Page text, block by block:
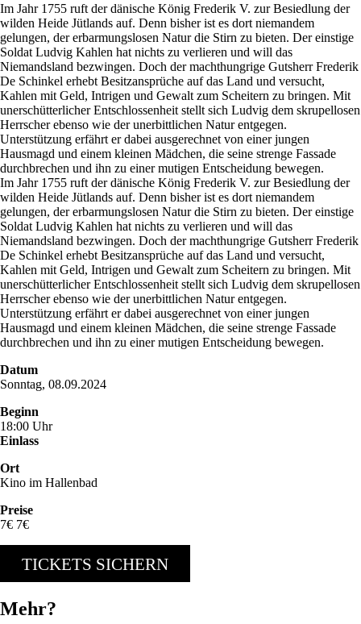
Im Jahr 1755 ruft der dänische König Frederik V. zur Besiedlung der
wilden Heide Jütlands auf. Denn bisher ist es dort niemandem
gelungen, der erbarmungslosen Natur die Stirn zu bieten. Der einstige
Soldat Ludvig Kahlen hat nichts zu verlieren und will das
Niemandsland bezwingen. Doch der machthungrige Gutsherr Frederik
De Schinkel erhebt Besitzansprüche auf das Land und versucht,
Kahlen mit Geld, Intrigen und Gewalt zum Scheitern zu bringen. Mit
unerschütterlicher Entschlossenheit stellt sich Ludvig dem skrupellosen
Herrscher ebenso wie der unerbittlichen Natur entgegen.
Unterstützung erfährt er dabei ausgerechnet von einer jungen
Hausmagd und einem kleinen Mädchen, die seine strenge Fassade
durchbrechen und ihn zu einer mutigen Entscheidung bewegen.
Im Jahr 1755 ruft der dänische König Frederik V. zur Besiedlung der
wilden Heide Jütlands auf. Denn bisher ist es dort niemandem
gelungen, der erbarmungslosen Natur die Stirn zu bieten. Der einstige
Soldat Ludvig Kahlen hat nichts zu verlieren und will das
Niemandsland bezwingen. Doch der machthungrige Gutsherr Frederik
De Schinkel erhebt Besitzansprüche auf das Land und versucht,
Kahlen mit Geld, Intrigen und Gewalt zum Scheitern zu bringen. Mit
unerschütterlicher Entschlossenheit stellt sich Ludvig dem skrupellosen
Herrscher ebenso wie der unerbittlichen Natur entgegen.
Unterstützung erfährt er dabei ausgerechnet von einer jungen
Hausmagd und einem kleinen Mädchen, die seine strenge Fassade
durchbrechen und ihn zu einer mutigen Entscheidung bewegen.
Datum
Sonntag, 08.09.2024
Beginn
18:00 Uhr
Einlass
Ort
Kino im Hallenbad
Preise
7€ 7€
TICKETS SICHERN
Mehr?